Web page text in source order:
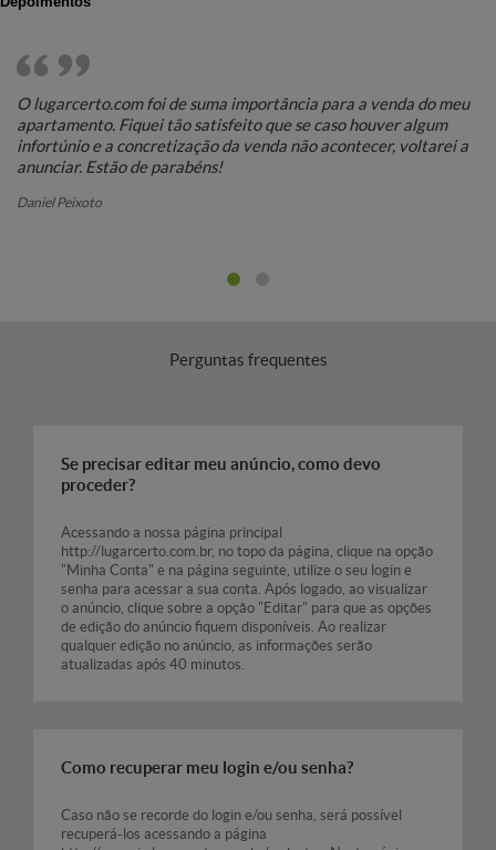
O lugarcerto.com foi de suma importância para a venda do meu
apartamento. Fiquei tão satisfeito que se caso houver algum
infortúnio e a concretização da venda não acontecer, voltarei a
anunciar. Estão de parabéns!
Daniel Peixoto
Perguntas frequentes
Se precisar editar meu anúncio, como devo
proceder?
Acessando a nossa página principal
http://lugarcerto.com.br, no topo da página, clique na opção
"Minha Conta" e na página seguinte, utilize o seu login e
senha para acessar a sua conta. Após logado, ao visualizar
o anúncio, clique sobre a opção "Editar" para que as opções
de edição do anúncio fiquem disponíveis. Ao realizar
qualquer edição no anúncio, as informações serão
atualizadas após 40 minutos.
Como recuperar meu login e/ou senha?
Caso não se recorde do login e/ou senha, será possível
recuperá-los acessando a página